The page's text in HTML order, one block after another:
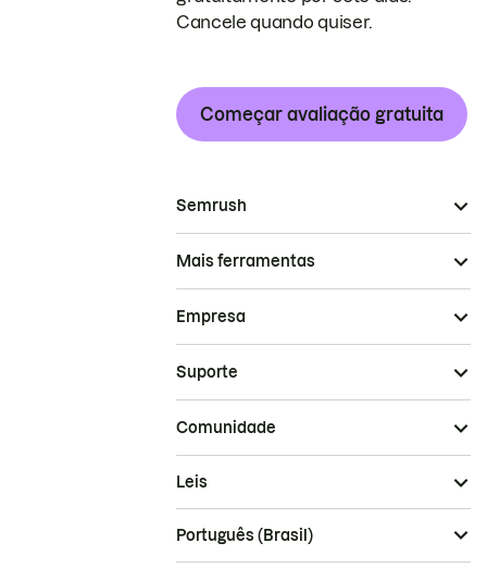
Cancele quando quiser.
Começar avaliação gratuita
Semrush
Mais ferramentas
Empresa
Suporte
Comunidade
Leis
Português (Brasil)